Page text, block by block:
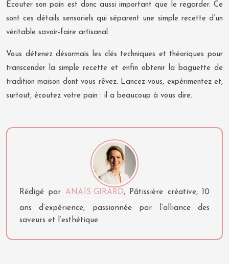
Écouter son pain est donc aussi important que le regarder. Ce
sont ces détails sensoriels qui séparent une simple recette d’un
véritable savoir-faire artisanal.
Vous détenez désormais les clés techniques et théoriques pour
transcender la simple recette et enfin obtenir la baguette de
tradition maison dont vous rêvez. Lancez-vous, expérimentez et,
surtout, écoutez votre pain : il a beaucoup à vous dire.
Rédigé par ANAÏS GIRARD, Pâtissière créative, 10
ans d’expérience, passionnée par l’alliance des
saveurs et l’esthétique.